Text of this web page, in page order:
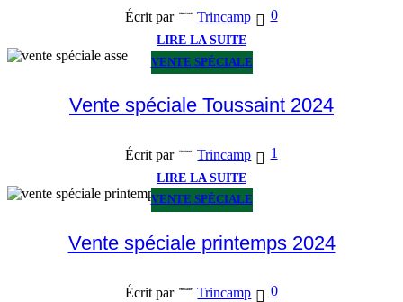
Écrit par Trincamp 0
LIRE LA SUITE
VENTE SPÉCIALE
Vente spéciale Toussaint 2024
Écrit par Trincamp 1
LIRE LA SUITE
VENTE SPÉCIALE
Vente spéciale printemps 2024
Écrit par Trincamp 0